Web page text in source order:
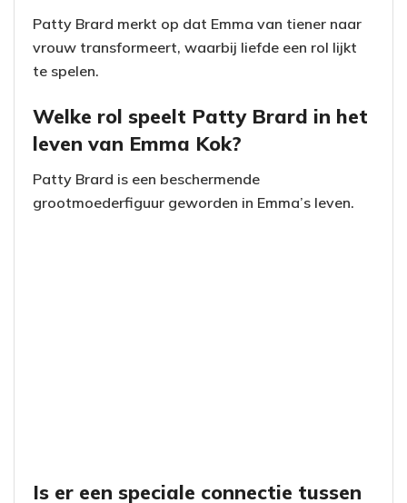
Patty Brard merkt op dat Emma van tiener naar
vrouw transformeert, waarbij liefde een rol lijkt
te spelen.
Welke rol speelt Patty Brard in het
leven van Emma Kok?
Patty Brard is een beschermende
grootmoederfiguur geworden in Emma’s leven.
Is er een speciale connectie tussen